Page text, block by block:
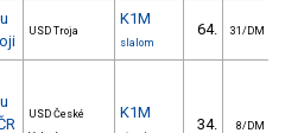
USD Troja
K1M
slalom
64. 31/DM
USD České
K1M
34. 8/DM